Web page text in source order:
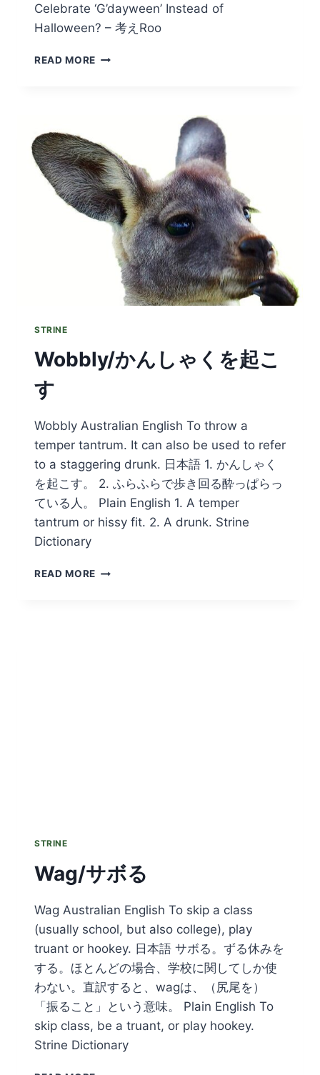
Celebrate ‘G’dayween’ Instead of
Halloween? – 考えRoo
READ MORE SKITING
STRINE
Wobbly/かんしゃくを起こ
す
Wobbly Australian English To throw a
temper tantrum. It can also be used to refer
to a staggering drunk. 日本語 1. かんしゃく
を起こす。 2. ふらふらで歩き回る酔っぱらっ
ている人。 Plain English 1. A temper
tantrum or hissy fit. 2. A drunk. Strine
Dictionary
READ MORE WOBBLY/
STRINE
Wag/サボる
Wag Australian English To skip a class
(usually school, but also college), play
truant or hookey. 日本語 サボる。ずる休みを
する。ほとんどの場合、学校に関してしか使
わない。直訳すると、wagは、（尻尾を）
「振ること」という意味。 Plain English To
skip class, be a truant, or play hookey.
Strine Dictionary